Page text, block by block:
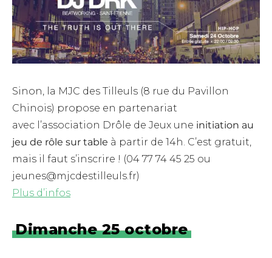
Sinon, la MJC des Tilleuls (8 rue du Pavillon
Chinois) propose en partenariat
avec l’association Drôle de Jeux une initiation au
jeu de rôle sur table à partir de 14h. C’est gratuit,
mais il faut s’inscrire ! (04 77 74 45 25 ou
jeunes@mjcdestilleuls.fr)
Plus d’infos
Dimanche 25 octobre